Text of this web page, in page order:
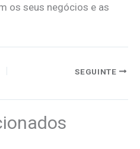
os seus negócios e as
SEGUINTE